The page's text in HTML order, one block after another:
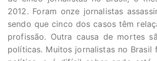
2012. Foram onze jornalistas
sendo que cinco dos casos têm
profissão. Outra causa de mortes
políticas. Muitos jornalistas no Brasil